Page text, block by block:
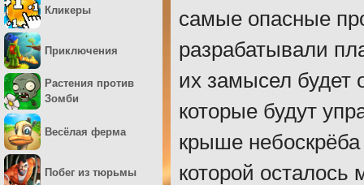
самые опасные
разрабатывали
их замысел будет
которые будут
крыше
которой
Кликеры
Приключения
Растения против
Зомби
Весёлая ферма
Побег из тюрьмы